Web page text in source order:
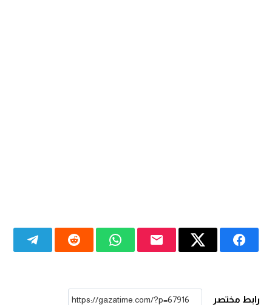
رابط مختصر